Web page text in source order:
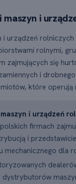
maszyn i
i urządzeń
rolnymi,
zajmujących się
i
które operują
i urządzeń
firmach
i
mechanicznego dla
dystrybutorów